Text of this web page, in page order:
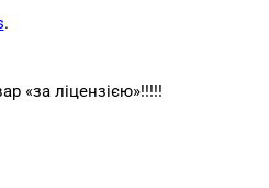
.
«за ліцензією»!!!!!